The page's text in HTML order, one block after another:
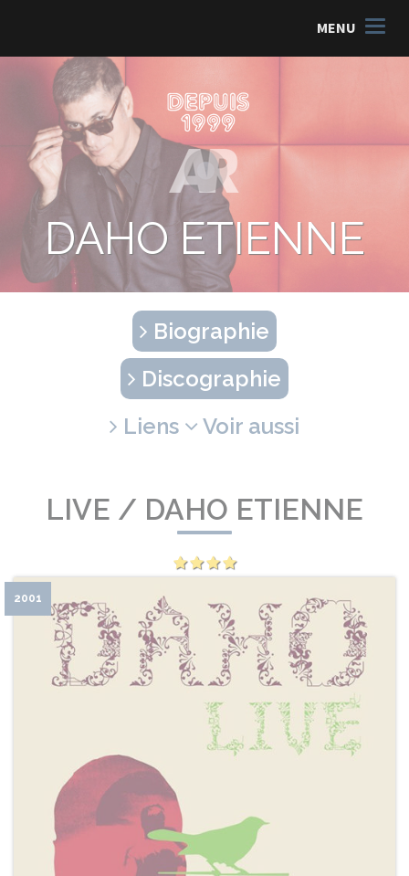
MENU
DAHO ETIENNE
Biographie
Discographie
Liens
Voir aussi
LIVE / DAHO ETIENNE
2001